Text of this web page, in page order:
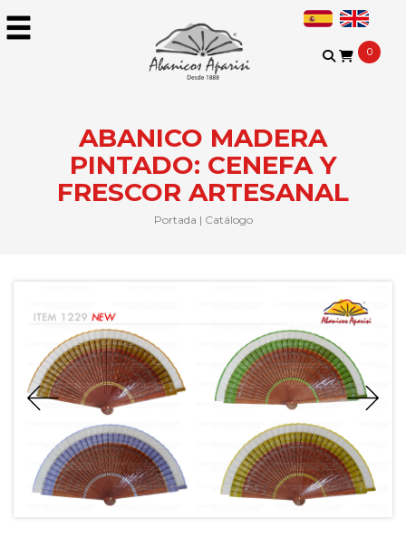
0
ABANICO MADERA
PINTADO: CENEFA Y
FRESCOR ARTESANAL
Portada | Catálogo